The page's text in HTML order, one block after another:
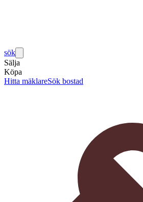
sök
Sälja
Köpa
Hitta mäklareSök bostad